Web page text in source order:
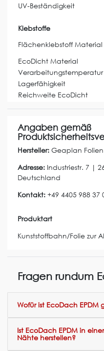
UV-Beständigkeit
Klebstoffe
Flächenklebstoff Material
EcoDicht Material
Verarbeitungstemperatur
Lagerfähigkeit
Reichweite EcoDicht
Angaben gemäß
Hersteller: Geaplan
Adresse: Industriestr. 7 |
Deutschland
Kontakt: +49 4405 988 37
Produktart
Kunststoffbahn/Folie zur
Fragen rundum
Wofür ist EcoDach EPDM
Ist EcoDach EPDM in
Nähte herstellen?